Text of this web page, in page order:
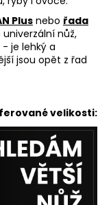
Plus nebo řada
nůž,
je lehký a
jsou opět z řad
velikosti: